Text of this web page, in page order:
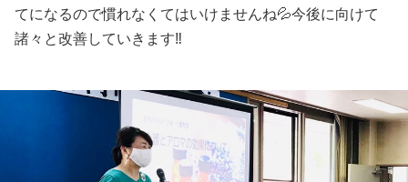
てになるので慣れなくてはいけませんね💦今後に向けて
諸々と改善していきます‼️